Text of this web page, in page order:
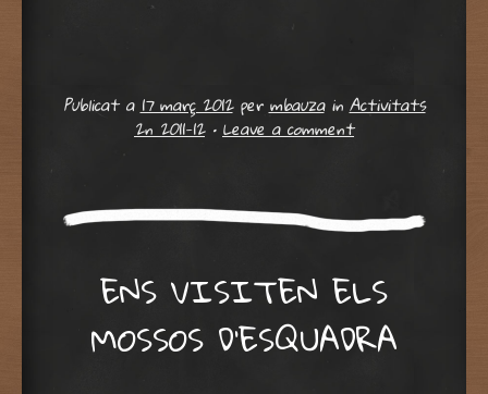
Publicat a17 març 2012permbauza inActivitats
2n 2011-12 •Leave a comment
ENS VISITEN ELS
MOSSOS D’ESQUADRA